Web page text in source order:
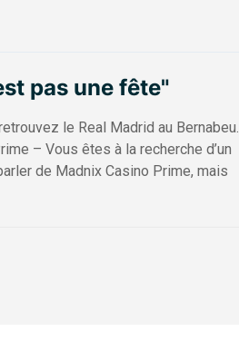
pas une fête"
le Real Madrid au Bernabeu.
– Vous êtes à la recherche d’un
de Madnix Casino Prime, mais